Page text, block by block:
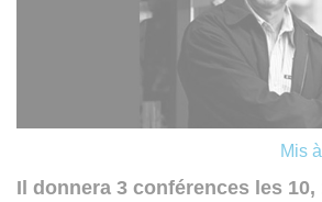
Mis
Il donnera 3 conférences les 10,